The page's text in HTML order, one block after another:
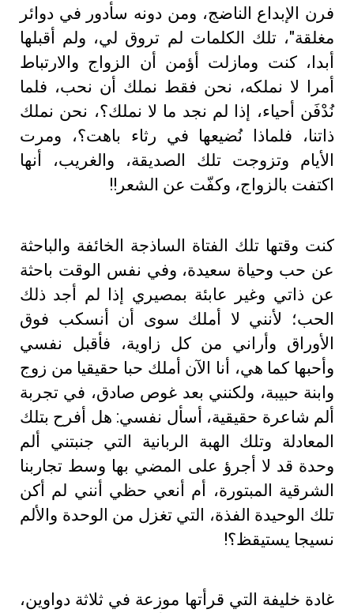
فرن الإبداع الناضج، ومن دونه سأدور في دوائر
مغلقة"، تلك الكلمات لم تروق لي، ولم أقبلها
أبدا، كنت ومازلت أؤمن أن الزواج والارتباط
أمرا لا نملكه، نحن فقط نملك أن نحب، فلما
نُدْفَن أحياء، إذا لم نجد ما لا نملك؟، نحن نملك
ذاتنا، فلماذا نُضيعها في رثاء باهت؟، ومرت
الأيام وتزوجت تلك الصديقة، والغريب، أنها
اكتفت بالزواج، وكفّت عن الشعر!!
كنت وقتها تلك الفتاة الساذجة الخائفة والباحثة
عن حب وحياة سعيدة، وفي نفس الوقت باحثة
عن ذاتي وغير عابئة بمصيري إذا لم أجد ذلك
الحب؛ لأنني لا أملك سوى أن أنسكب فوق
الأوراق وأراني من كل زاوية، فأقبل نفسي
وأحبها كما هي، أنا الآن أملك حبا حقيقيا من زوج
وابنة حبيبة، ولكنني بعد غوص صادق، في تجربة
ألم شاعرة حقيقية، أسأل نفسي: هل أفرح بتلك
المعادلة وتلك الهبة الربانية التي جنبتني ألم
وحدة قد لا أجرؤ على المضي بها وسط تجاربنا
الشرقية المبتورة، أم أنعي حظي أنني لم أكن
تلك الوحيدة الفذة، التي تغزل من الوحدة والألم
نسيجا يستيقظ؟!
غادة خليفة التي قرأتها موزعة في ثلاثة دواوين،